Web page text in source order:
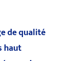
de qualité
haut